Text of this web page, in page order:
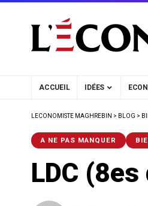
ACCUEIL IDÉES
LECONOMISTE MAGHREBIN > BLOG >
A NE PAS MANQUER
LDC